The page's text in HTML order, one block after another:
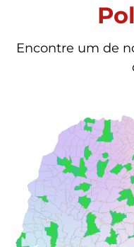
Encontre um de